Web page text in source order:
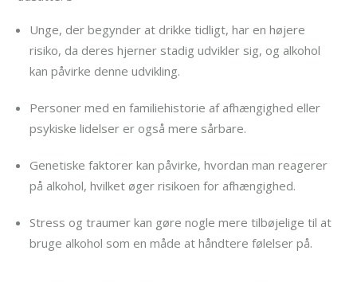
Unge, der begynder at drikke tidligt, har en højere
risiko, da deres hjerner stadig udvikler sig, og alkohol
kan påvirke denne udvikling.
Personer med en familiehistorie af afhængighed eller
psykiske lidelser er også mere sårbare.
Genetiske faktorer kan påvirke, hvordan man reagerer
på alkohol, hvilket øger risikoen for afhængighed.
Stress og traumer kan gøre nogle mere tilbøjelige til at
bruge alkohol som en måde at håndtere følelser på.